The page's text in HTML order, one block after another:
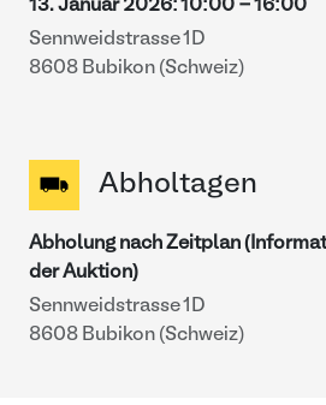
13. Januar 2026: 10:00 - 16:00
Sennweidstrasse 1D
8608 Bubikon (Schweiz)
Abholtagen
Abholung nach Zeitplan
der Auktion)
Sennweidstrasse 1D
8608 Bubikon (Schweiz)